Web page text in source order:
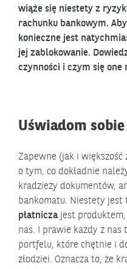
wiąże się niestety z
rachunku bankowym.
konieczne jest
jej zablokowanie.
czynności i czym się one
Uświadom
Zapewne (jak i większość
o tym, co dokładnie
kradzieży dokumentów,
bankomatu. Niestety jest
płatniczajest produktem,
nas. I prawie każdy z
portfelu, które chętnie i
złodziei. Oznacza to, że